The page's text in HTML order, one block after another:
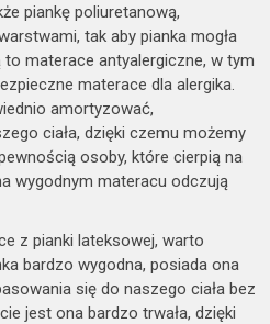
piankę poliuretanową,
tak aby pianka mogła
materace antyalergiczne, w tym
materace dla alergika.
amortyzować,
ciała, dzięki czemu możemy
osoby, które cierpią na
wygodnym materacu odczują
z pianki lateksowej, warto
bardzo wygodna, posiada ona
się do naszego ciała bez
jest ona bardzo trwała, dzięki